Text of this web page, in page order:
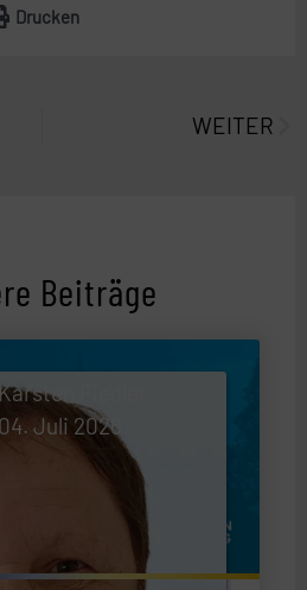
Drucken
WEITER
Beiträge
Fiedler
04. Juli 2026